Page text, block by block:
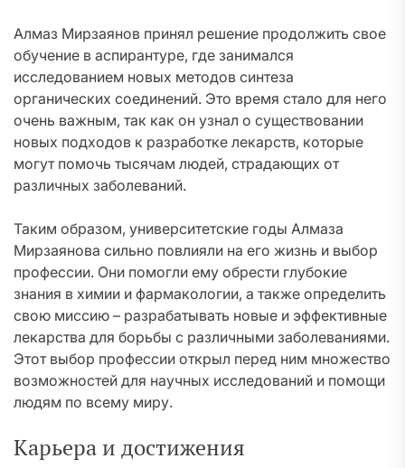
Алмаз Мирзаянов принял решение продолжить свое
обучение в аспирантуре, где занимался
исследованием новых методов синтеза
органических соединений. Это время стало для него
очень важным, так как он узнал о существовании
новых подходов к разработке лекарств, которые
могут помочь тысячам людей, страдающих от
различных заболеваний.
Таким образом, университетские годы Алмаза
Мирзаянова сильно повлияли на его жизнь и выбор
профессии. Они помогли ему обрести глубокие
знания в химии и фармакологии, а также определить
свою миссию – разрабатывать новые и эффективные
лекарства для борьбы с различными заболеваниями.
Этот выбор профессии открыл перед ним множество
возможностей для научных исследований и помощи
людям по всему миру.
Карьера и достижения